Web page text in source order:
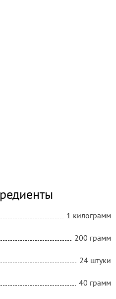
1 килограмм
200 грамм
24 штуки
40 грамм